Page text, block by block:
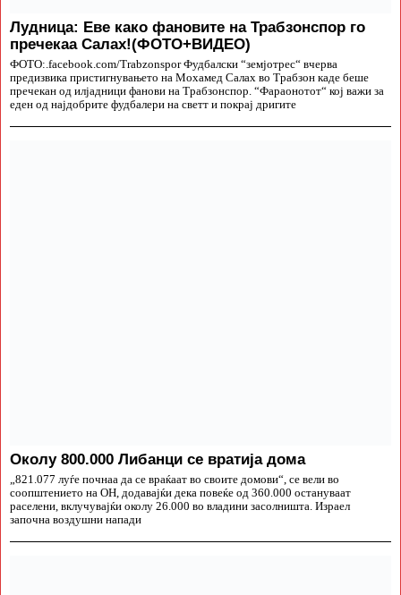
Лудница: Еве како фановите на Трабзонспор го
пречекаа Салах!(ФОТО+ВИДЕО)
ФОТО:.facebook.com/Trabzonspor Фудбалски “земјотрес“ вчерва
предизвика пристигнувањето на Мохамед Салах во Трабзон каде беше
пречекан од илјадници фанови на Трабзонспор. “Фараонотот“ кој важи за
еден од најдобрите фудбалери на светт и покрај дригите
Околу 800.000 Либанци се вратија дома
„821.077 луѓе почнаа да се враќаат во своите домови“, се вели во
соопштението на ОН, додавајќи дека повеќе од 360.000 остануваат
раселени, вклучувајќи околу 26.000 во владини засолништа. Израел
започна воздушни напади